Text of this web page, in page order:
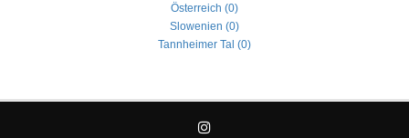
Österreich (0)
Slowenien (0)
Tannheimer Tal (0)